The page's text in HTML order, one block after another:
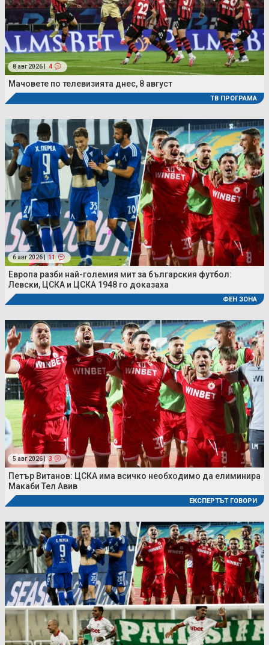
8 авг 2026 | 4
Мачовете по телевизията днес, 8 август
ТВ ПРОГРАМА
6 авг 2026 | 11
Европа разби най-големия мит за българския футбол:
Левски, ЦСКА и ЦСКА 1948 го доказаха
ФЕН ЗОНА
5 авг 2026 | 3
Петър Витанов: ЦСКА има всичко необходимо да елиминира
Макаби Тел Авив
ЕКСПЕРТЪТ ГОВОРИ